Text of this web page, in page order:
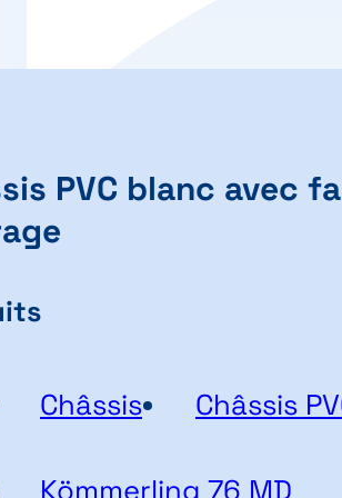
PVC blanc avec
Châssis Châssis
Kömmerling 76 MD